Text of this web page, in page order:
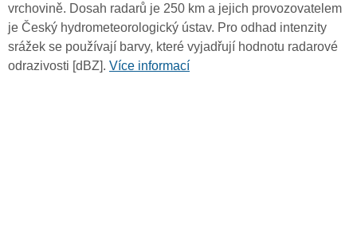
vrchovině. Dosah radarů je 250 km a jejich provozovatelem
je Český hydrometeorologický ústav. Pro odhad intenzity
srážek se používají barvy, které vyjadřují hodnotu radarové
odrazivosti [dBZ]. Více informací